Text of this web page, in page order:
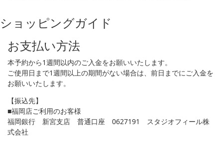
ショッピングガイド
お支払い方法
本予約から1週間以内のご入金をお願いいたします。
ご使用日まで1週間以上の期間がない場合は、前日までにご入金を
お願いいたします。
【振込先】
■福岡店ご利用のお客様
福岡銀行 新宮支店 普通口座 0627191 スタジオフィール株
式会社